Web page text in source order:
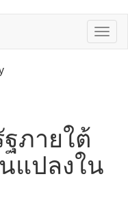
ภายใต้
แปลงใน